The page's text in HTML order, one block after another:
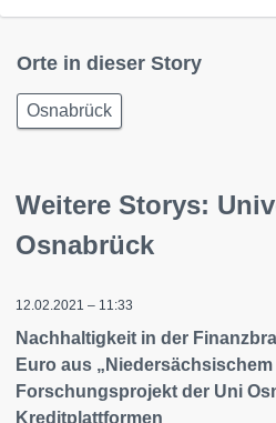
Orte in dieser Story
Osnabrück
Weitere Storys:
Osnabrück
12.02.2021 – 11:33
Nachhaltigkeit in der
Euro aus
Forschungsprojekt der Uni
Kreditplattformen